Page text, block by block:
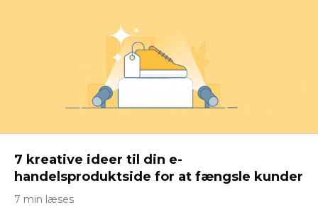
7 kreative ideer til din e-
handelsproduktside for at fængsle kunder
7 min læses